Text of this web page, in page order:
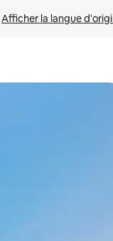
Afficher la langue